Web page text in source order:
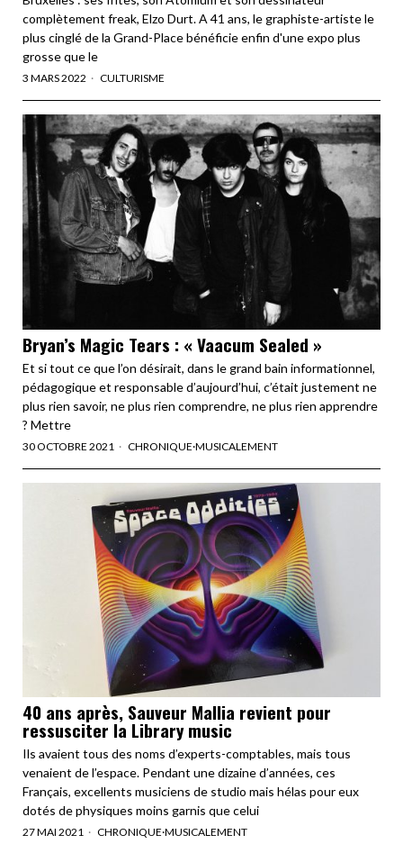
complètement freak, Elzo Durt. A 41 ans, le graphiste-artiste le
plus cinglé de la Grand-Place bénéficie enfin d'une expo plus
grosse que le
3 MARS 2022 CULTURISME
Bryan’s Magic Tears : « Vaacum Sealed »
Et si tout ce que l’on désirait, dans le grand bain informationnel,
pédagogique et responsable d’aujourd’hui, c’était justement ne
plus rien savoir, ne plus rien comprendre, ne plus rien apprendre
? Mettre
30 OCTOBRE 2021 CHRONIQUE·MUSICALEMENT
40 ans après, Sauveur Mallia revient pour
ressusciter la Library music
Ils avaient tous des noms d’experts-comptables, mais tous
venaient de l’espace. Pendant une dizaine d’années, ces
Français, excellents musiciens de studio mais hélas pour eux
dotés de physiques moins garnis que celui
27 MAI 2021 CHRONIQUE·MUSICALEMENT